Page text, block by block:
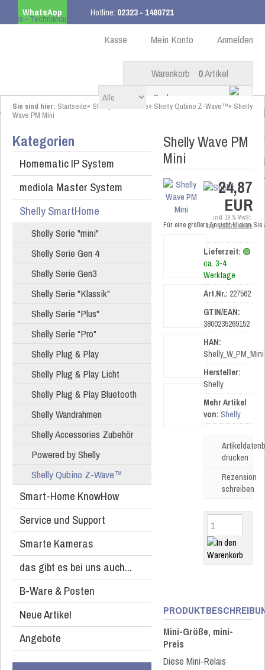
WhatsApp Hotline: 02323 - 1480721
ab 99,00 € innerhalb DE Anmelden
Mein Konto
Kasse
Warenkorb 0Artikel
Sie sind hier: Startseite» Shelly SmartHome» Shelly Qubino Z-Wave™» Shelly
Wave PM Mini
Kategorien
Homematic IP System
mediola Master System
Shelly SmartHome
Shelly Serie "mini"
Shelly Serie Gen 4
Shelly Serie Gen3
Shelly Serie "Klassik"
Shelly Serie "Plus"
Shelly Serie "Pro"
Shelly Plug & Play
Shelly Plug & Play Licht
Shelly Plug & Play Bluetooth
Shelly Wandrahmen
Shelly Accessories Zubehör
Powered by Shelly
Shelly Qubino Z-Wave™
Smart-Home KnowHow
Service und Support
Smarte Kameras
das gibt es bei uns auch...
B-Ware & Posten
Neue Artikel
Angebote
Shelly Wave PM
Mini
Für eine größere Ansicht klicken
24,87
EUR
inkl. 19 % MwSt.
zzgl.Versandkosten
Lieferzeit: 🟢
ca. 3-4
Werktage
Art.Nr.: 227562
GTIN/EAN:
3800235269152
HAN:
Shelly_W_PM_Mini
Hersteller:
Shelly
Mehr Artikel
von: Shelly
drucken
Rezension
schreiben
Mini-Größe, mini-
Preis​
Diese Mini-Relais